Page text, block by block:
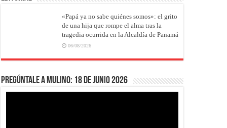
«Papá ya no sabe quiénes somos»: el grito
de una hija que rompe el alma tras la
tragedia ocurrida en la Alcaldía de Panamá
06/08/2026
Pregúntale a Mulino: 18 de junio 2026